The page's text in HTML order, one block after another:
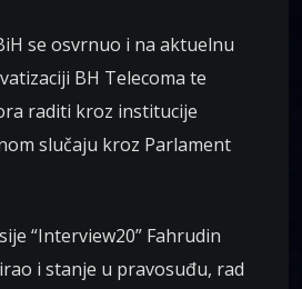
se osvrnuo i na aktuelnu
BH Telecoma te
raditi kroz institucije
slučaju kroz Parlament
“Interview20” Fahrudin
i stanje u pravosuđu, rad